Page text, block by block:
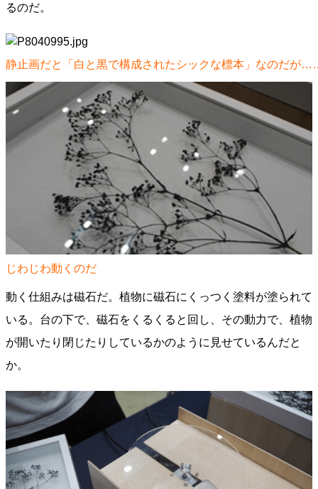
るのだ。
静止画だと「白と黒で構成されたシックな標本」なのだが
じわじわ動くのだ
動く仕組みは磁石だ。植物に磁石にくっつく塗料が塗られて
いる。台の下で、磁石をくるくると回し、その動力で、植物
が開いたり閉じたりしているかのように見せているんだと
か。